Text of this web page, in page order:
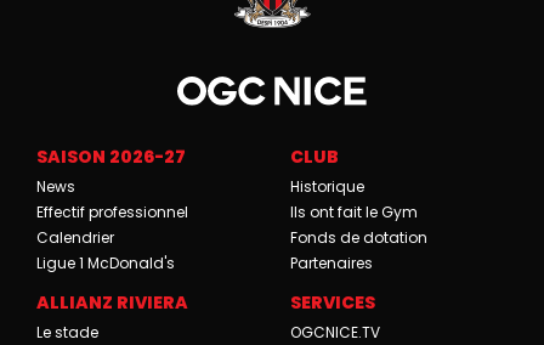
SAISON 2026-27
News
Effectif professionnel
Calendrier
Ligue 1 McDonald's
CLUB
Historique
Ils ont fait le Gym
Fonds de dotation
Partenaires
ALLIANZ RIVIERA
Le stade
SERVICES
OGCNICE.TV